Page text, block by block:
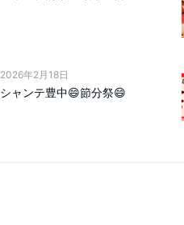
2026年2月18日
シャンテ豊中😄節分祭😄